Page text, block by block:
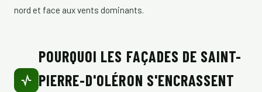
nord et face aux vents dominants.
POURQUOI LES FAÇADES DE SAINT-
PIERRE-D'OLÉRON S'ENCRASSENT